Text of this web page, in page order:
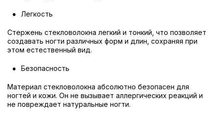
Легкость
Стержень стекловолокна легкий и тонкий, что позволяет
создавать ногти различных форм и длин, сохраняя при
этом естественный вид.
Безопасность
Материал стекловолокна абсолютно безопасен для
ногтей и кожи. Он не вызывает аллергических реакций и
не повреждает натуральные ногти.